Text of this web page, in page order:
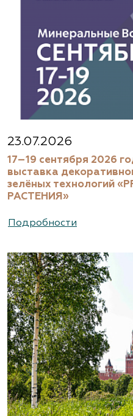
23.07.2026
17–19 сентября 2026
выставка
зелёных технологий
РАСТЕНИЯ»
Подробности